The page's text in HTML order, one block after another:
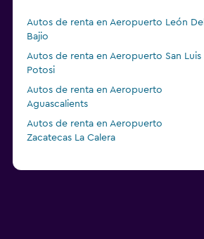
Autos de renta en Aeropuerto León Del
Bajio
Autos de renta en Aeropuerto San Luis
Potosi
Autos de renta en Aeropuerto
Aguascalients
Autos de renta en Aeropuerto
Zacatecas La Calera